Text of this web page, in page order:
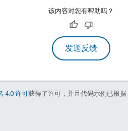
该内容对您有帮助吗？
发送反馈
4.0 许可获得了许可，并且代码示例已根据